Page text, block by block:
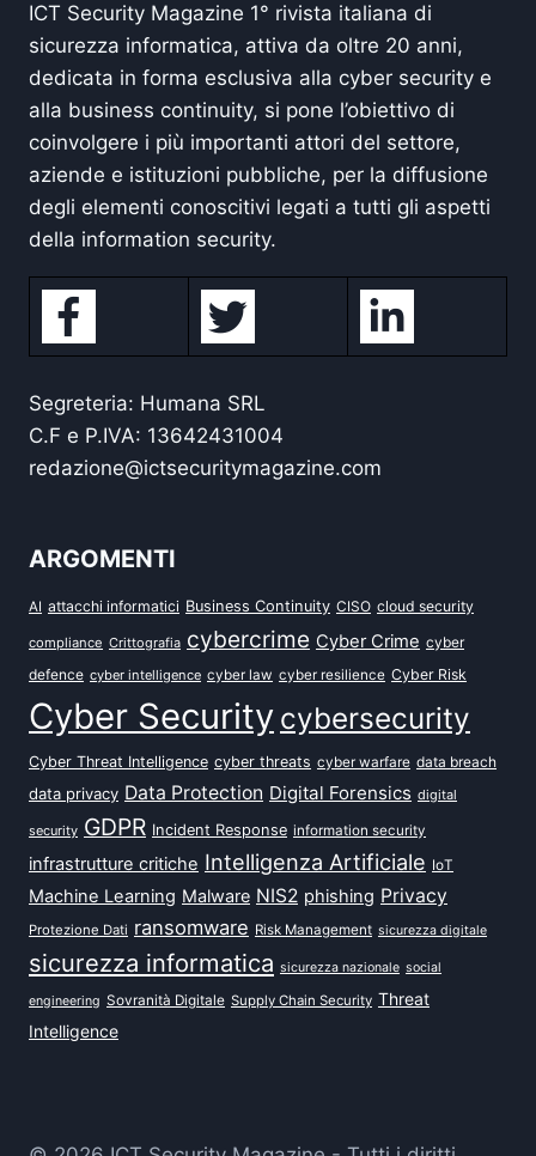
ICT Security Magazine 1° rivista italiana di
sicurezza informatica, attiva da oltre 20 anni,
dedicata in forma esclusiva alla cyber security e
alla business continuity, si pone l’obiettivo di
coinvolgere i più importanti attori del settore,
aziende e istituzioni pubbliche, per la diffusione
degli elementi conoscitivi legati a tutti gli aspetti
della information security.
Segreteria: Humana SRL
C.F e P.IVA: 13642431004
redazione@ictsecuritymagazine.com
ARGOMENTI
AI attacchi informatici Business Continuity CISO cloud security
compliance Crittografia cybercrime Cyber Crime cyber
defence cyber intelligence cyber law cyber resilience Cyber Risk
Cyber Security cybersecurity
Cyber Threat Intelligence cyber threats cyber warfare data breach
data privacy Data Protection Digital Forensics digital
security GDPR Incident Response information security
infrastrutture critiche Intelligenza Artificiale IoT
Machine Learning Malware NIS2 phishing Privacy
Protezione Dati ransomware Risk Management sicurezza digitale
sicurezza informatica sicurezza nazionale social
engineering Sovranità Digitale Supply Chain Security Threat
Intelligence